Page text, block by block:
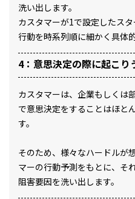
洗い出します。
カスタマーが1で設定したス
行動を時系列順に細かく具体
4：意思決定の際に起こり
カスタマーは、企業もしくは
で意思決定をすることはほと
す。
そのため、様々なハードルが
マーの行動予測をもとに、そ
阻害要因を洗い出します。